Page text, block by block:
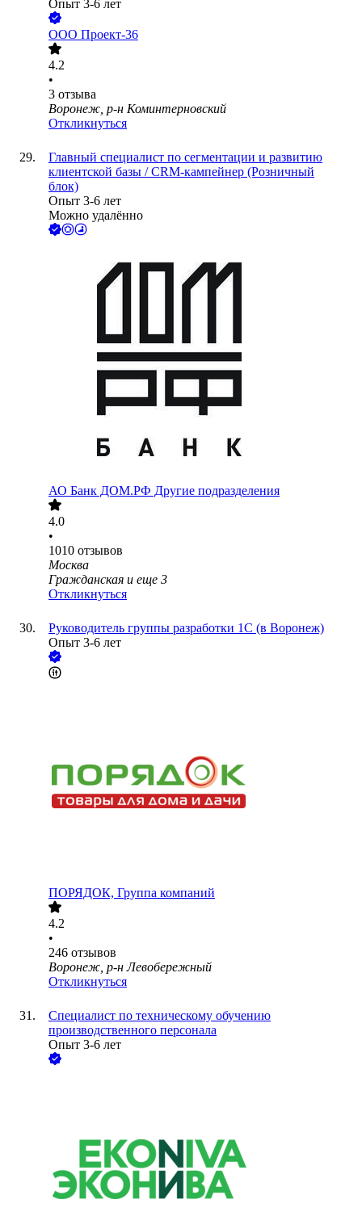
Опыт 3-6 лет
ООО Проект-36
4.2
•
3 отзыва
Воронеж, р-н Коминтерновский
Откликнуться
Главный специалист по сегментации и развитию
клиентской базы / CRM-кампейнер (Розничный
блок)
Опыт 3-6 лет
Можно удалённо
АО Банк ДОМ.РФ Другие подразделения
4.0
•
1010 отзывов
Москва
Гражданская и еще 3
Откликнуться
Руководитель группы разработки 1С (в Воронеж)
Опыт 3-6 лет
ПОРЯДОК, Группа компаний
4.2
•
246 отзывов
Воронеж, р-н Левобережный
Откликнуться
Специалист по техническому обучению
производственного персонала
Опыт 3-6 лет